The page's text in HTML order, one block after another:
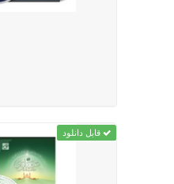
قابل دانلود